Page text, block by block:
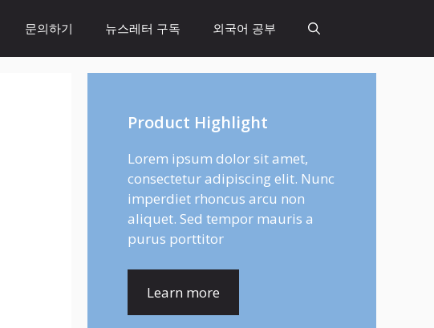
문의하기 뉴스레터 구독 외국어 공부
Product Highlight
Lorem ipsum dolor sit amet,
consectetur adipiscing elit. Nunc
imperdiet rhoncus arcu non
aliquet. Sed tempor mauris a
purus porttitor
Learn more